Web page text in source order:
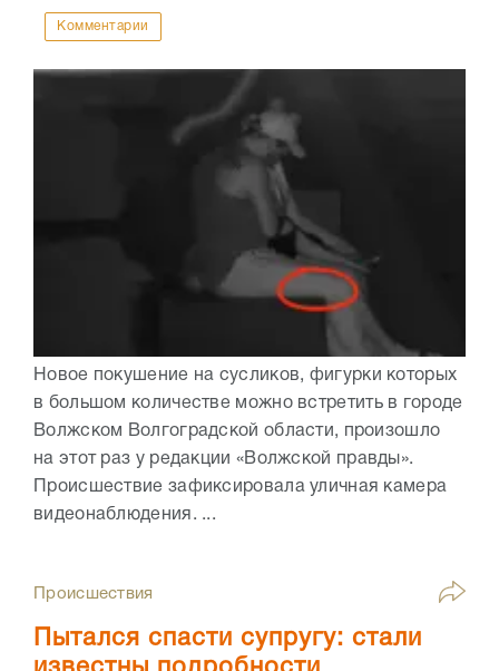
Комментарии
Новое покушение на сусликов, фигурки которых
в большом количестве можно встретить в городе
Волжском Волгоградской области, произошло
на этот раз у редакции «Волжской правды».
Происшествие зафиксировала уличная камера
видеонаблюдения. ...
Происшествия
Пытался спасти супругу: стали